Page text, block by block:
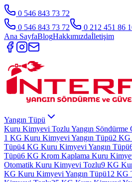
0 546 843 73 72
0 546 843 73 72
0 212 451 86
Ana SayfaBlogHakkımızdaİletişim
Yangın Tüpü
Kuru Kimyevi Tozlu Yangın Söndürme
1 KG Kuru Kimyevi Yangın Tüpü2 KG
Tüpü4 KG Kuru Kimyevi Yangın Tüpü
Tüpü6 KG Krom Kaplama Kuru
Otomatik Kuru Kimyevi Tozlu9 KG
KG Kuru Kimyevi Yangın Tüpü12 KG